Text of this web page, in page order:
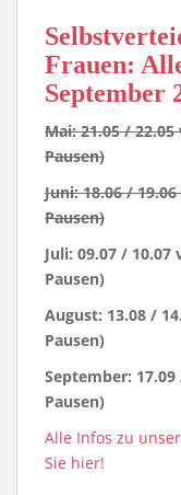
Frauen:
September
Mai: 21.05 / 22.05
Pausen)
Juni: 18.06 / 19.06
Pausen)
Juli: 09.07 / 10.07
Pausen)
August: 13.08 /
Pausen)
September: 17.09
Pausen)
Alle Infos zu
Sie hier!